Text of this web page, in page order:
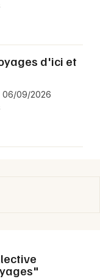
d'ici et
09/2026